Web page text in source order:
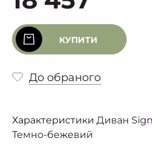
КУПИТИ
До обраного
Характеристики Диван
Темно-бежевий